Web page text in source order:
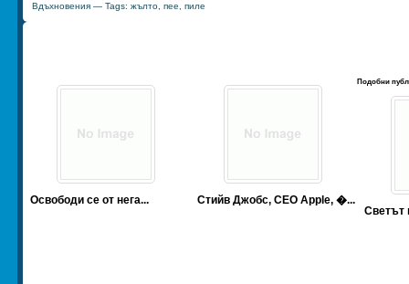
Вдъхновения— Tags: жълто, пее пиле
Подобни
Освободи се от нега...
Стийв Джобс, CEO Apple, �...
Светът